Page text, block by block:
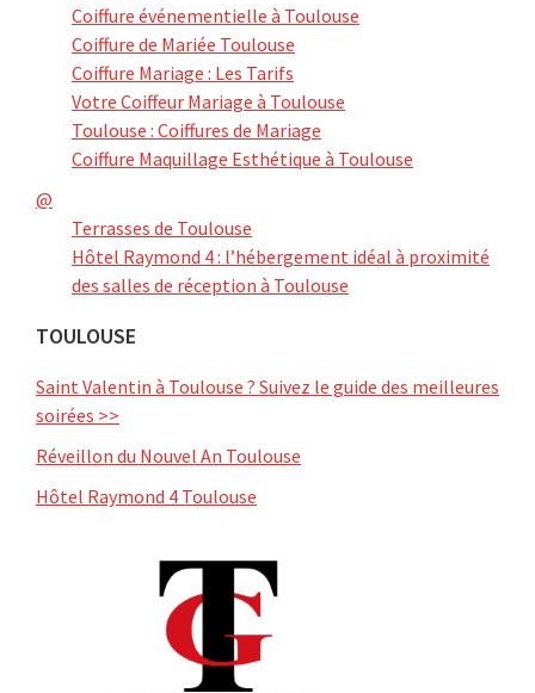
Coiffure événementielle à Toulouse
Coiffure de Mariée Toulouse
Coiffure Mariage : Les Tarifs
Votre Coiffeur Mariage à Toulouse
Toulouse : Coiffures de Mariage
Coiffure Maquillage Esthétique à Toulouse
@
Terrasses de Toulouse
Hôtel Raymond 4 : l’hébergement idéal à proximité
des salles de réception à Toulouse
TOULOUSE
Saint Valentin à Toulouse ? Suivez le guide des meilleures
soirées >>
Réveillon du Nouvel An Toulouse
Hôtel Raymond 4 Toulouse